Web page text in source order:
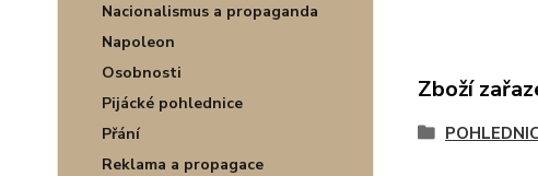
Nacionalismus a propaganda
Napoleon
Osobnosti
Pijácké pohlednice
Přání
Reklama a propagace
Zboží